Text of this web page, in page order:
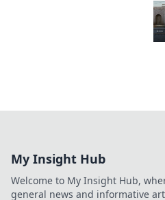
My Insight Hub
Welcome to My Insight Hub,
general news and informative